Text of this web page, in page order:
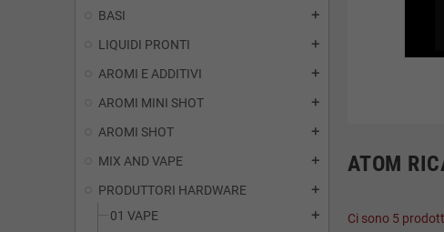
BASI add
LIQUIDI PRONTI add
AROMI E ADDITIVI add
AROMI MINI SHOT add
AROMI SHOT add
MIX AND VAPE add
PRODUTTORI HARDWARE add
01 VAPE add
ATOM
Ci sono 5